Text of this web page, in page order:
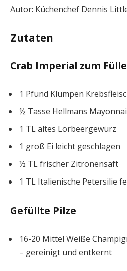
Autor: Küchenchef Dennis
Zutaten
Crab Imperial zum
1 Pfund Klumpen
½ Tasse Hellmans
1 TLaltes Lorbeergewürz
1 groß Ei leicht geschlagen
½ TLfrischer Zitronensaft
1 TL Italienische Petersilie
Gefüllte Pilze
16-20 Mittel Weiße
– gereinigt und entkernt